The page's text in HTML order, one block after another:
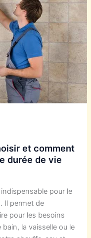
et comment
durée de vie
pour le
Il permet de
pour les besoins
la vaisselle ou le